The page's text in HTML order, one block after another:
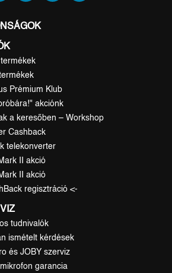
Prémium Klub
akciónk
a keresőben – Workshop
Cashback
telekonverter
II akció
II akció
regisztráció <-
tudnivalók
ismételt kérdések
és JOBY szerviz
garancia